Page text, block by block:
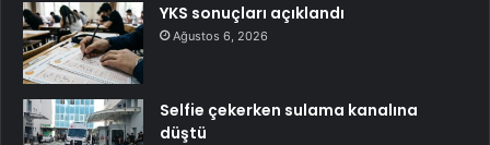
YKS sonuçları açıklandı
Ağustos 6, 2026
Selfie çekerken sulama kanalına
düştü